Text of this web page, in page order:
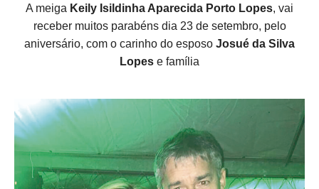
A meiga Keily Isildinha Aparecida Porto Lopes, vai
receber muitos parabéns dia 23 de setembro, pelo
aniversário, com o carinho do esposo Josué da Silva
Lopes e família